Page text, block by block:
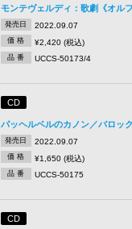
モンテヴェルディ：歌劇《オル
発売日 2022.09.07
価 格 ¥2,420 (税込)
品 番 UCCS-50173/4
CD
パッヘルベルのカノン／バロッ
発売日 2022.09.07
価 格 ¥1,650 (税込)
品 番 UCCS-50175
CD